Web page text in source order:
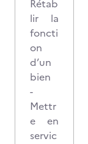
Rétab
lir la
foncti
on
d’un
bien
-
Mettr
e en
servic